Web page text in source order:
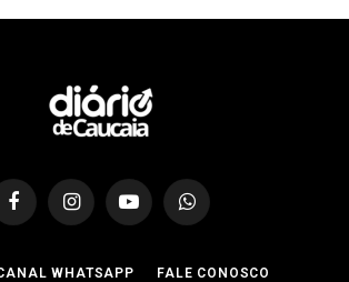
FacebookInstagramYouTubeWhatsApp
WHATSAPP FALE CONOSCO